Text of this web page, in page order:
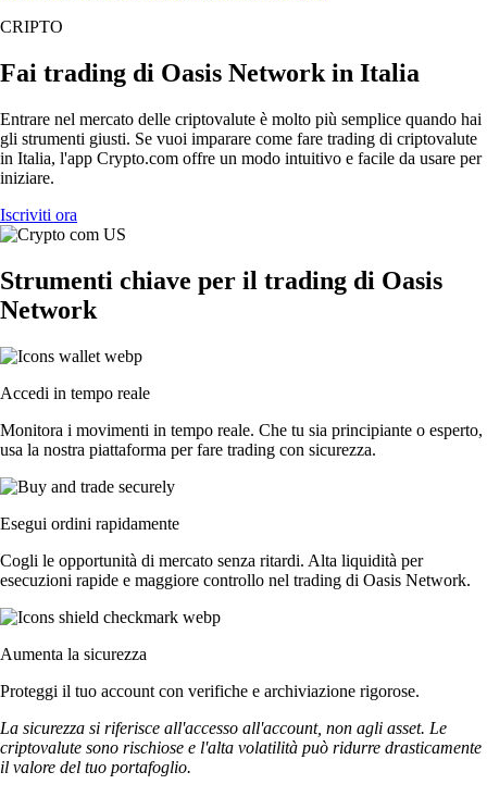
CRIPTO
Fai trading di Oasis Network in Italia
Entrare nel mercato delle criptovalute è molto più semplice quando hai
gli strumenti giusti. Se vuoi imparare come fare trading di criptovalute
in Italia, l'app Crypto.com offre un modo intuitivo e facile da usare per
iniziare.
Iscriviti ora
Strumenti chiave per il trading di Oasis
Network
Accedi in tempo reale
Monitora i movimenti in tempo reale. Che tu sia principiante o esperto,
usa la nostra piattaforma per fare trading con sicurezza.
Esegui ordini rapidamente
Cogli le opportunità di mercato senza ritardi. Alta liquidità per
esecuzioni rapide e maggiore controllo nel trading di Oasis Network.
Aumenta la sicurezza
Proteggi il tuo account con verifiche e archiviazione rigorose.
La sicurezza si riferisce all'accesso all'account, non agli asset. Le
criptovalute sono rischiose e l'alta volatilità può ridurre drasticamente
il valore del tuo portafoglio.